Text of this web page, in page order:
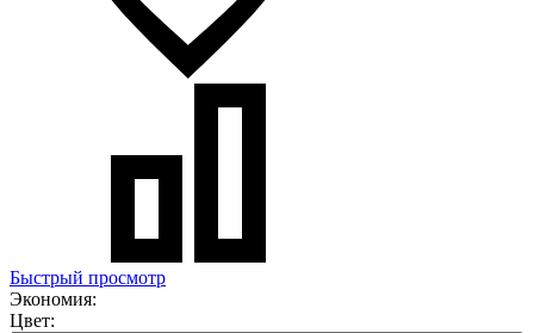
Быстрый просмотр
Экономия:
Цвет: